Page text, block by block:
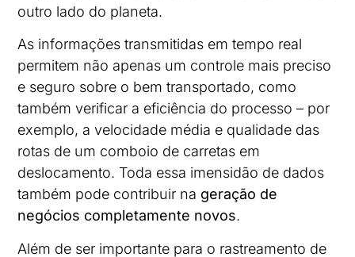
outro lado do planeta.
As informações transmitidas em tempo real
permitem não apenas um controle mais preciso
e seguro sobre o bem transportado, como
também verificar a eficiência do processo – por
exemplo, a velocidade média e qualidade das
rotas de um comboio de carretas em
deslocamento. Toda essa imensidão de dados
também pode contribuir na geração de
negócios completamente novos.
Além de ser importante para o rastreamento de